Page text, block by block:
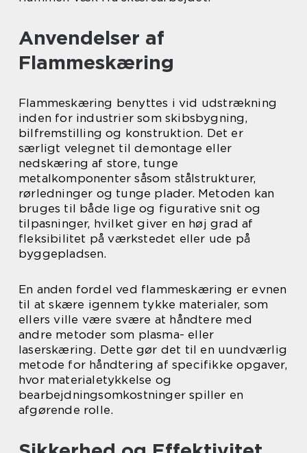
Anvendelser af
Flammeskæring
Flammeskæring benyttes i vid udstrækning
inden for industrier som skibsbygning,
bilfremstilling og konstruktion. Det er
særligt velegnet til demontage eller
nedskæring af store, tunge
metalkomponenter såsom stålstrukturer,
rørledninger og tunge plader. Metoden kan
bruges til både lige og figurative snit og
tilpasninger, hvilket giver en høj grad af
fleksibilitet på værkstedet eller ude på
byggepladsen.
En anden fordel ved flammeskæring er evnen
til at skære igennem tykke materialer, som
ellers ville være svære at håndtere med
andre metoder som plasma- eller
laserskæring. Dette gør det til en uundværlig
metode for håndtering af specifikke opgaver,
hvor materialetykkelse og
bearbejdningsomkostninger spiller en
afgørende rolle.